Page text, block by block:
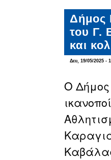
Δήμος
του Γ.
και
Δευ, 19/05/2025 -
Ο Δήμος